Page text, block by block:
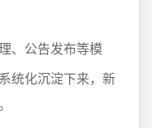
、公告发布等模
统化沉淀下来，新